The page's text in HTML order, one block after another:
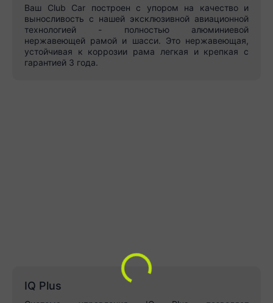
Ваш Club Car построен с упором на качество и
выносливость с нашей эксклюзивной авиационной
технологией - полностью алюминиевой
нержавеющей рамой и шасси. Это нержавеющая,
устойчивая к коррозии рама легкая и крепкая с
гарантией 3 года.
IQ Plus